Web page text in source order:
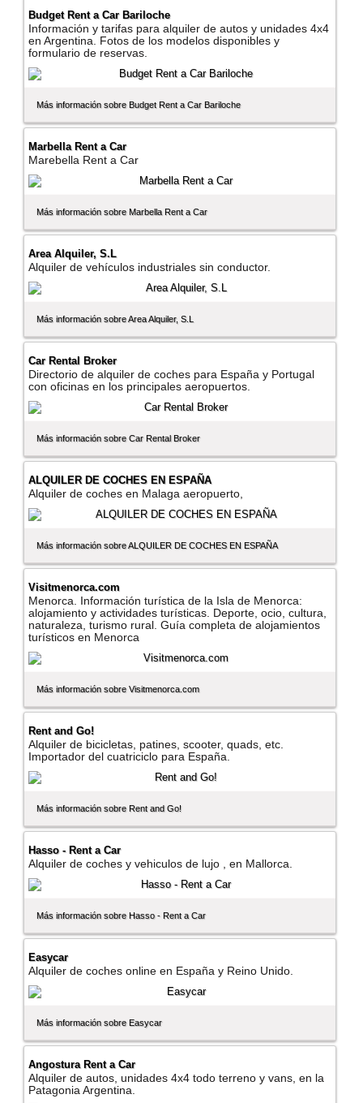
Budget Rent a Car Bariloche
Información y tarifas para alquiler de autos y unidades 4x4
en Argentina. Fotos de los modelos disponibles y
formulario de reservas.
Más información sobre Budget Rent a Car Bariloche
Marbella Rent a Car
Marebella Rent a Car
Más información sobre Marbella Rent a Car
Area Alquiler, S.L
Alquiler de vehí­culos industriales sin conductor.
Más información sobre Area Alquiler, S.L
Car Rental Broker
Directorio de alquiler de coches para España y Portugal
con oficinas en los principales aeropuertos.
Más información sobre Car Rental Broker
ALQUILER DE COCHES EN ESPAÑA
Alquiler de coches en Malaga aeropuerto,
Más información sobre ALQUILER DE COCHES EN ESPAÑA
Visitmenorca.com
Menorca. Información turí­stica de la Isla de Menorca:
alojamiento y actividades turí­sticas. Deporte, ocio, cultura,
naturaleza, turismo rural. Guí­a completa de alojamientos
turí­sticos en Menorca
Más información sobre Visitmenorca.com
Rent and Go!
Alquiler de bicicletas, patines, scooter, quads, etc.
Importador del cuatriciclo para España.
Más información sobre Rent and Go!
Hasso - Rent a Car
Alquiler de coches y vehiculos de lujo , en Mallorca.
Más información sobre Hasso - Rent a Car
Easycar
Alquiler de coches online en España y Reino Unido.
Más información sobre Easycar
Angostura Rent a Car
Alquiler de autos, unidades 4x4 todo terreno y vans, en la
Patagonia Argentina.